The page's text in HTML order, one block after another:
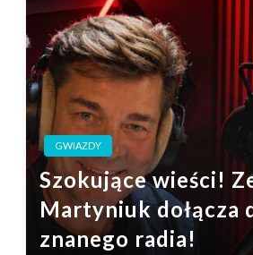
GWIAZDY
Szokujące wieści!
Martyniuk dołącza
znanego radia!